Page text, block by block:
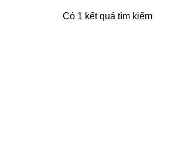
Có 1 kết quả tìm kiếm